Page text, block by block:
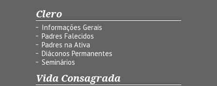
Clero
Informações Gerais
Padres Falecidos
Padres na Ativa
Diáconos Permanentes
Seminários
Vida Consagrada